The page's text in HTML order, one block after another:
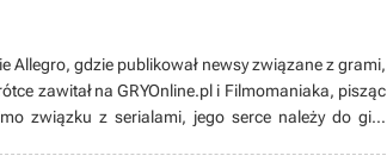
Allegro, gdzie publikował newsy związane z grami,
zawitał na GRYOnline.pl i Filmomaniaka, pisząc
związku z serialami, jego serce należy do gier